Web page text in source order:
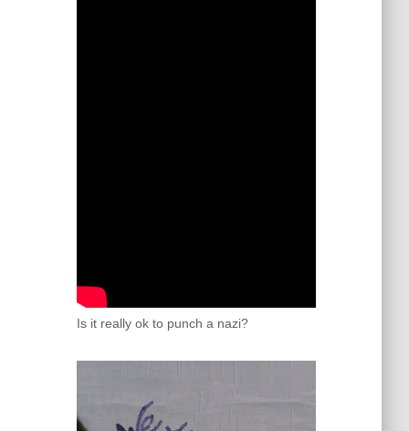
Is it really ok to punch a nazi?